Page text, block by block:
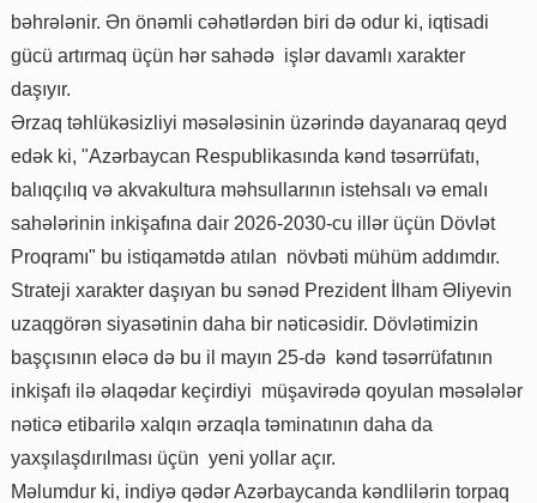
bəhrələnir. Ən önəmli cəhətlərdən biri də odur ki, iqtisadi
gücü artırmaq üçün hər sahədə işlər davamlı xarakter
daşıyır.
Ərzaq təhlükəsizliyi məsələsinin üzərində dayanaraq qeyd
edək ki, "Azərbaycan Respublikasında kənd təsərrüfatı,
balıqçılıq və akvakultura məhsullarının istehsalı və emalı
sahələrinin inkişafına dair 2026-2030-cu illər üçün Dövlət
Proqramı" bu istiqamətdə atılan növbəti mühüm addımdır.
Strateji xarakter daşıyan bu sənəd Prezident İlham Əliyevin
uzaqgörən siyasətinin daha bir nəticəsidir. Dövlətimizin
başçısının eləcə də bu il mayın 25-də kənd təsərrüfatının
inkişafı ilə əlaqədar keçirdiyi müşavirədə qoyulan məsələlər
nəticə etibarilə xalqın ərzaqla təminatının daha da
yaxşılaşdırılması üçün yeni yollar açır.
Məlumdur ki, indiyə qədər Azərbaycanda kəndlilərin torpaq